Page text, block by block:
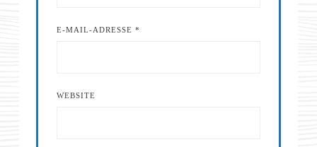
E-MAIL-ADRESSE *
WEBSITE